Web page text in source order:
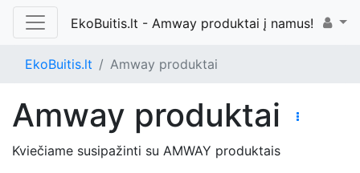
EkoBuitis.lt - Amway produktai į namus!
EkoBuitis.lt Amway produktai
Amway produktai
Kviečiame susipažinti su AMWAY produktais